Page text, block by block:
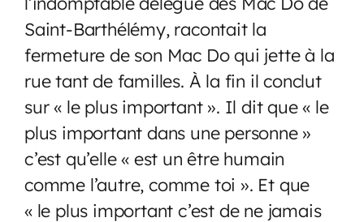
Saint-Barthélémy, racontait la
fermeture de son Mac Do qui jette à la
rue tant de familles. À la fin il conclut
sur « le plus important ». Il dit que « le
plus important dans une personne »
c’est qu’elle « est un être humain
comme l’autre, comme toi ». Et que
« le plus important c’est de ne jamais